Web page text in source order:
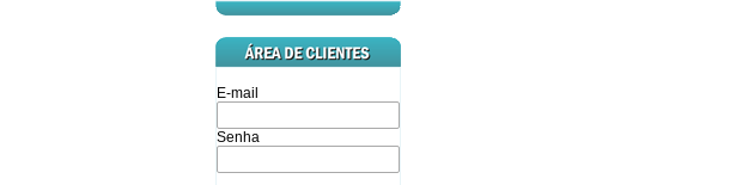
E-mail
Senha